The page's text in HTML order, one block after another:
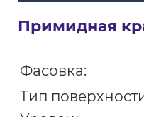
Примидная
Фасовка:
Тип